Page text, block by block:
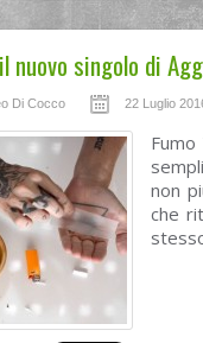
nuovo singolo di
Di Cocco 22 Luglio
Fumo
non
che